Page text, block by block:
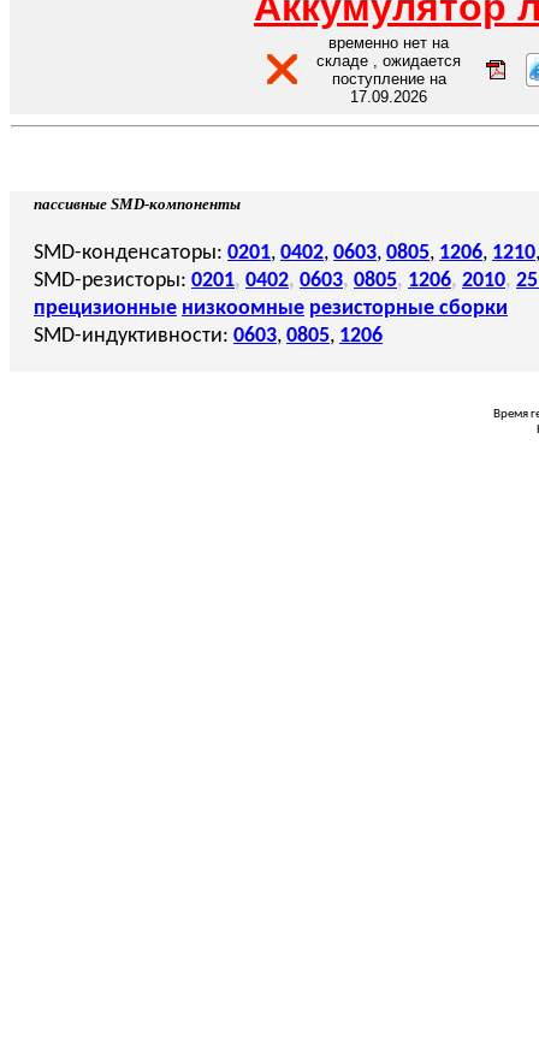
временно нет на
складе , ожидается
поступление на
17.09.2026
пассивные SMD-компоненты
SMD-конденсаторы: 0201, 0402, 0603, 0805, 1206, 1210,
SMD-резисторы: 0201, 0402, 0603, 0805, 1206, 2010,
прецизионные низкоомные резисторные сборки
SMD-индуктивности: 0603, 0805, 1206
Время